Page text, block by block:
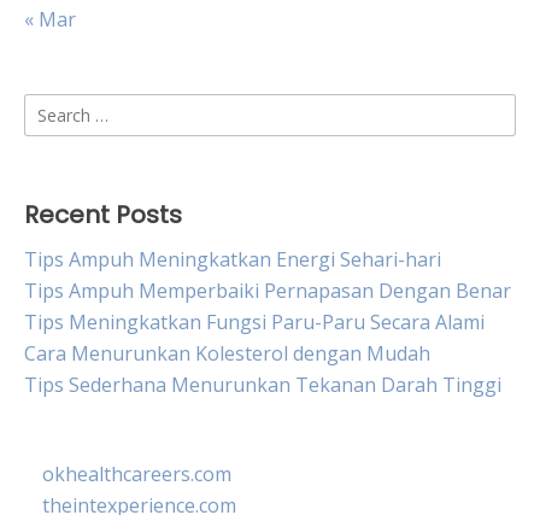
« Mar
Search
for:
Recent Posts
Tips Ampuh Meningkatkan Energi Sehari-hari
Tips Ampuh Memperbaiki Pernapasan Dengan Benar
Tips Meningkatkan Fungsi Paru-Paru Secara Alami
Cara Menurunkan Kolesterol dengan Mudah
Tips Sederhana Menurunkan Tekanan Darah Tinggi
okhealthcareers.com
theintexperience.com